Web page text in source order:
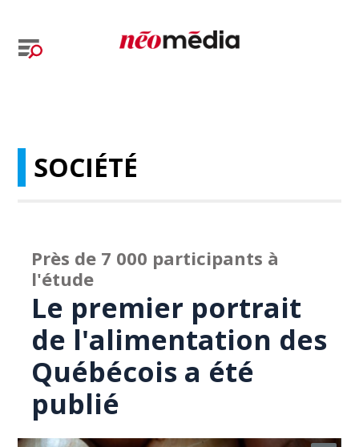
SOCIÉTÉ
Près de 7 000 participants à
l'étude
Le premier portrait
de l'alimentation des
Québécois a été
publié